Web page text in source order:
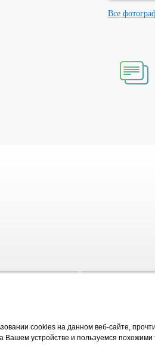
Все
cookies на данном веб-сайте,
устройстве и пользуемся похожими